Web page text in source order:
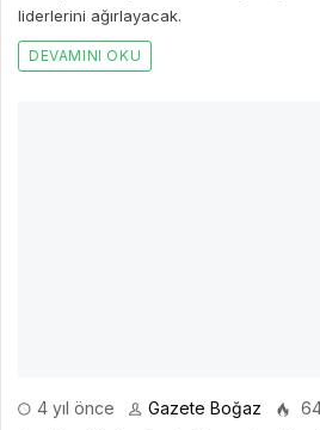
liderlerini ağırlayacak.
DEVAMINI OKU
4 yıl önce Gazete Boğaz